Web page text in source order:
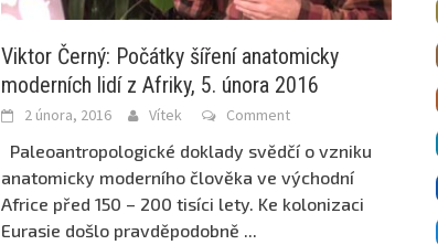
Viktor Černý: Počátky šíření anatomicky
moderních lidí z Afriky, 5. února 2016
2 února, 2016 Vítek Comment
Paleoantropologické doklady svědčí o vzniku
anatomicky moderního člověka ve východní
Africe před 150 – 200 tisíci lety. Ke kolonizaci
Eurasie došlo pravděpodobně ...